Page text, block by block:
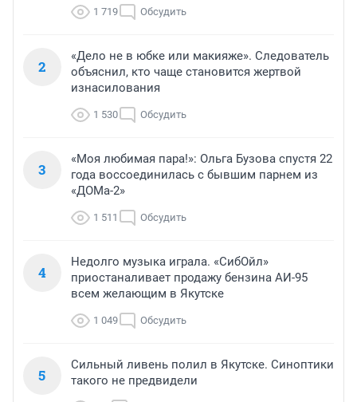
1 719 Обсудить
2
«Дело не в юбке или макияже». Следователь
объяснил, кто чаще становится жертвой
изнасилования
1 530 Обсудить
3
«Моя любимая пара!»: Ольга Бузова спустя 22
года воссоединилась с бывшим парнем из
«ДОМа-2»
1 511 Обсудить
4
Недолго музыка играла. «СибОйл»
приостаналивает продажу бензина АИ-95
всем желающим в Якутске
1 049 Обсудить
5
Сильный ливень полил в Якутске. Синоптики
такого не предвидели